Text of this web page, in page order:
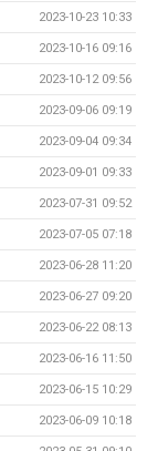
2023-10-23 10:33
2023-10-16 09:16
2023-10-12 09:56
2023-09-06 09:19
2023-09-04 09:34
2023-09-01 09:33
2023-07-31 09:52
2023-07-05 07:18
2023-06-28 11:20
2023-06-27 09:20
2023-06-22 08:13
2023-06-16 11:50
2023-06-15 10:29
2023-06-09 10:18